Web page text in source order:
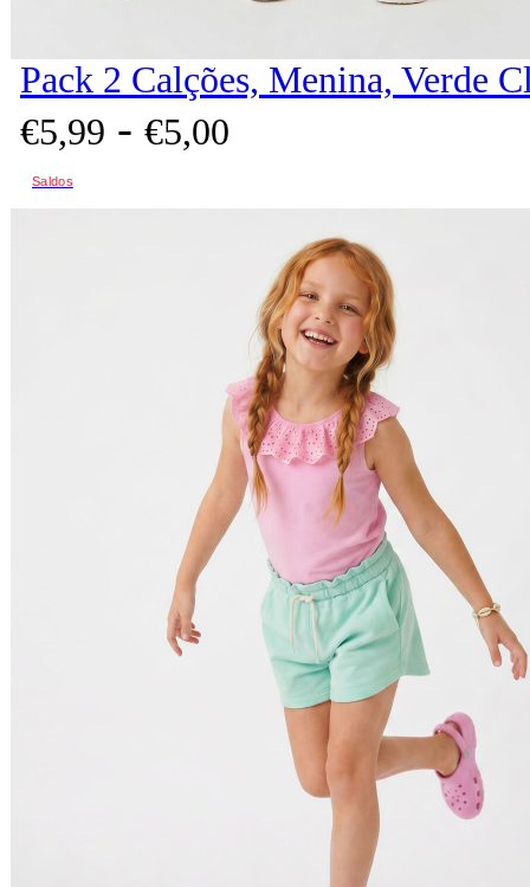
Pack 2 Calções, Menina, Verde
€5,99 - €5,00
Saldos